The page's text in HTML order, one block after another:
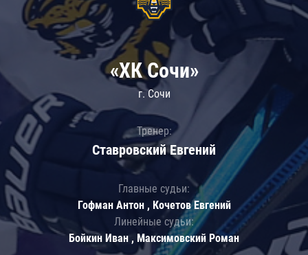
«ХК Сочи»
г. Сочи
Тренер:
Ставровский Евгений
Главные судьи:
Гофман Антон , Кочетов Евгений
Линейные судьи:
Бойкин Иван , Максимовский Роман